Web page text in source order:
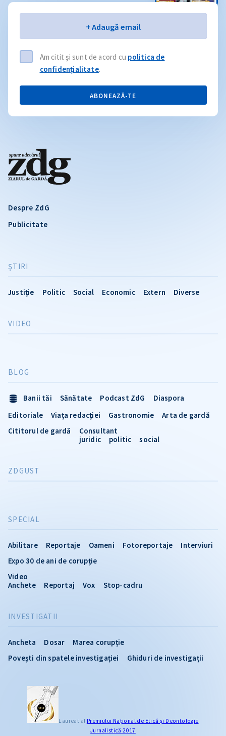
Despre ZdG
Publicitate
ŞTIRI
Justiție Politic Social Economic Extern Diverse
INVESTIGATII
Ancheta Dosar
Marea corupție
Povești din spatele investigației
Ghiduri de investigații
VIDEO
SPECIAL
Abilitare Reportaje Oameni Fotoreportaje
Interviuri
Expo 30 de ani de corupție
Video
Anchete
Reportaj Vox Stop-cadru
BLOG
Banii tăi Sănătate Podcast ZdG
Diaspora
Editoriale
Viața redacției Gastronomie
Arta de gardă
Cititorul de gardă
Consultant
juridic
politic social
ZDGUST
+ Adaugă email
Am citit și sunt de acord cu politica de
confidențialitate.
ABONEAZĂ-TE
Laureat al Premiului Naţional de Etică și Deontologie
Jurnalistică 2017
CITEȘTE